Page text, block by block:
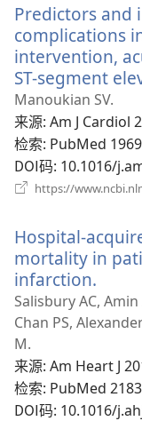
Predictors and
complications
intervention,
ST-segment
Manoukian SV.
来源‎: Am J Cardiol
检索‎: PubMed
DOI码‎: 10.1016/
https://
Hospital-
mortality in
infarction.
开
新
口）
Salisbury AC, Amin
Chan PS,
M.
来源‎: Am Heart J
检索‎: PubMed
DOI码‎: 10.1016/